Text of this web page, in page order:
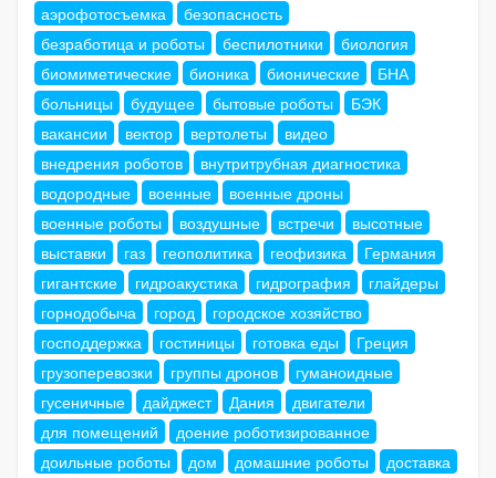
аэрофотосъемка
безопасность
безработица и роботы
беспилотники
биология
биомиметические
бионика бионические
БНА
больницы
будущее бытовые роботы
БЭК
вакансии
вектор вертолеты
видео
внедрения роботов
внутритрубная диагностика
водородные
военные
военные дроны
военные роботы
воздушные встречи
высотные
выставки
газ геополитика геофизика
Германия
гигантские
гидроакустика гидрография
глайдеры
горнодобыча
город
городское хозяйство
господдержка
гостиницы готовка еды
Греция
грузоперевозки
группы дронов
гуманоидные
гусеничные
дайджест Дания
двигатели
для помещений
доение роботизированное
доильные роботы
дом домашние роботы
доставка